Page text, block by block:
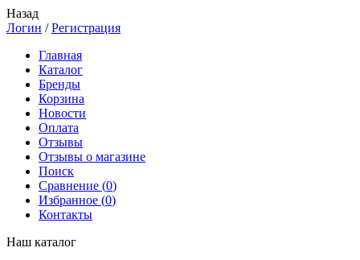
Назад
Логин /Регистрация
Главная
Каталог
Бренды
Корзина
Новости
Оплата
Отзывы
Отзывы о магазине
Поиск
Сравнение (0)
Избранное (0)
Контакты
Наш каталог